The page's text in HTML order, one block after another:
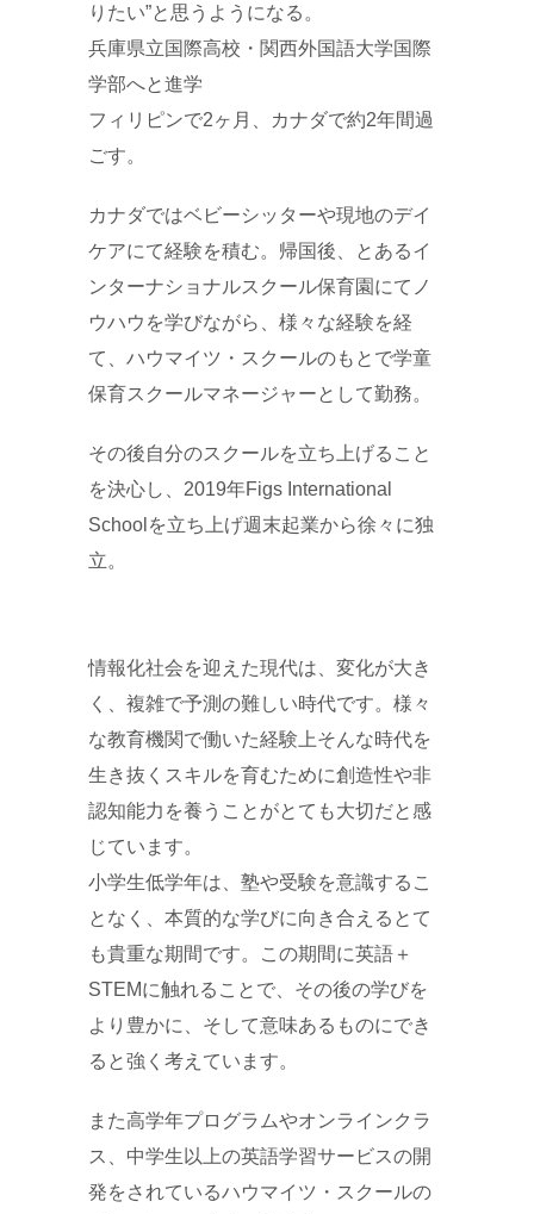
りたい”と思うようになる。
兵庫県立国際高校・関西外国語大学国際
学部へと進学
フィリピンで2ヶ月、カナダで約2年間過
ごす。
カナダではベビーシッターや現地のデイ
ケアにて経験を積む。帰国後、とあるイ
ンターナショナルスクール保育園にてノ
ウハウを学びながら、様々な経験を経
て、ハウマイツ・スクールのもとで学童
保育スクールマネージャーとして勤務。
その後自分のスクールを立ち上げること
を決心し、2019年Figs International
Schoolを立ち上げ週末起業から徐々に独
立。
情報化社会を迎えた現代は、変化が大き
く、複雑で予測の難しい時代です。様々
な教育機関で働いた経験上そんな時代を
生き抜くスキルを育むために創造性や非
認知能力を養うことがとても大切だと感
じています。
小学生低学年は、塾や受験を意識するこ
となく、本質的な学びに向き合えるとて
も貴重な期間です。この期間に英語＋
STEMに触れることで、その後の学びを
より豊かに、そして意味あるものにでき
ると強く考えています。
また高学年プログラムやオンラインクラ
ス、中学生以上の英語学習サービスの開
発をされているハウマイツ・スクールの